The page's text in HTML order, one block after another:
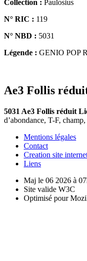
Collection : Paulosius
N° RIC : 119
N° NBD : 5031
Légende : GENIO POP
Ae3 Follis
5031 Ae3 Follis réduit
d’abondance, T-F,
Mentions légales
Contact
Creation site
Liens
Maj le 06 2026 à
Site valide W3C
Optimisé pour